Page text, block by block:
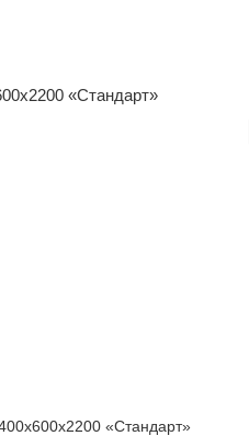
«Стандарт»